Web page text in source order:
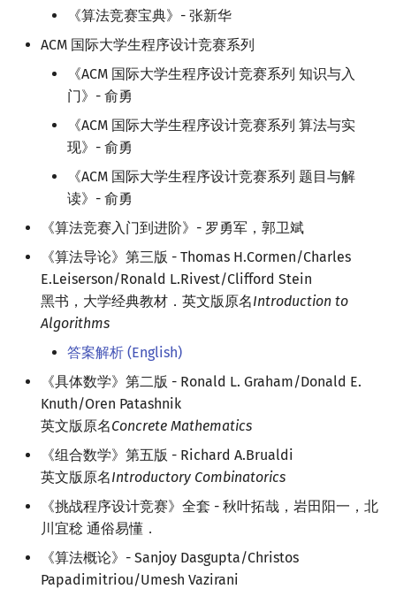
《算法竞赛宝典》- 张新华
ACM 国际大学生程序设计竞赛系列
《ACM 国际大学生程序设计竞赛系列 知识与入
门》- 俞勇
《ACM 国际大学生程序设计竞赛系列 算法与实
现》- 俞勇
《ACM 国际大学生程序设计竞赛系列 题目与解
读》- 俞勇
《算法竞赛入门到进阶》- 罗勇军，郭卫斌
《算法导论》第三版 - Thomas H.Cormen/Charles
E.Leiserson/Ronald L.Rivest/Clifford Stein
黑书，大学经典教材．英文版原名Introduction to
Algorithms
答案解析 (English)
《具体数学》第二版 - Ronald L. Graham/Donald E.
Knuth/Oren Patashnik
英文版原名Concrete Mathematics
《组合数学》第五版 - Richard A.Brualdi
英文版原名Introductory Combinatorics
《挑战程序设计竞赛》全套 - 秋叶拓哉，岩田阳一，北
川宜稔 通俗易懂．
《算法概论》- Sanjoy Dasgupta/Christos
Papadimitriou/Umesh Vazirani